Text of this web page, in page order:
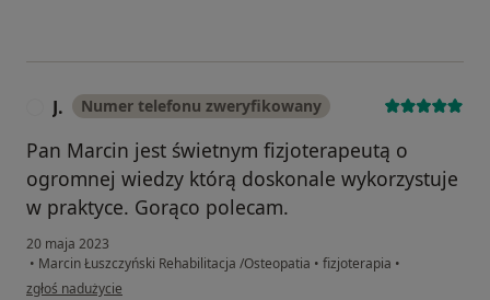
J. Numer telefonu zweryfikowany
Pan Marcin jest świetnym fizjoterapeutą o
ogromnej wiedzy którą doskonale wykorzystuje
w praktyce. Gorąco polecam.
20 maja 2023
• Marcin Łuszczyński Rehabilitacja /Osteopatia • fizjoterapia •
w opinii użytkownika J.
zgłoś nadużycie